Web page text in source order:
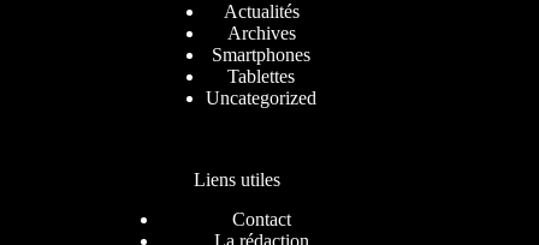
Actualités
Archives
Smartphones
Tablettes
Uncategorized
Liens utiles
Contact
La rédaction